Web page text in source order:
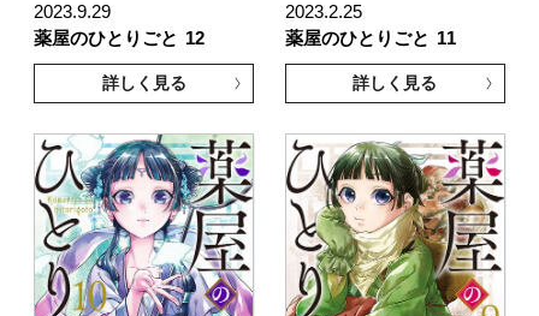
2023.9.29
薬屋のひとりごと 12
詳しく見る
2023.2.25
薬屋のひとりごと 11
詳しく見る